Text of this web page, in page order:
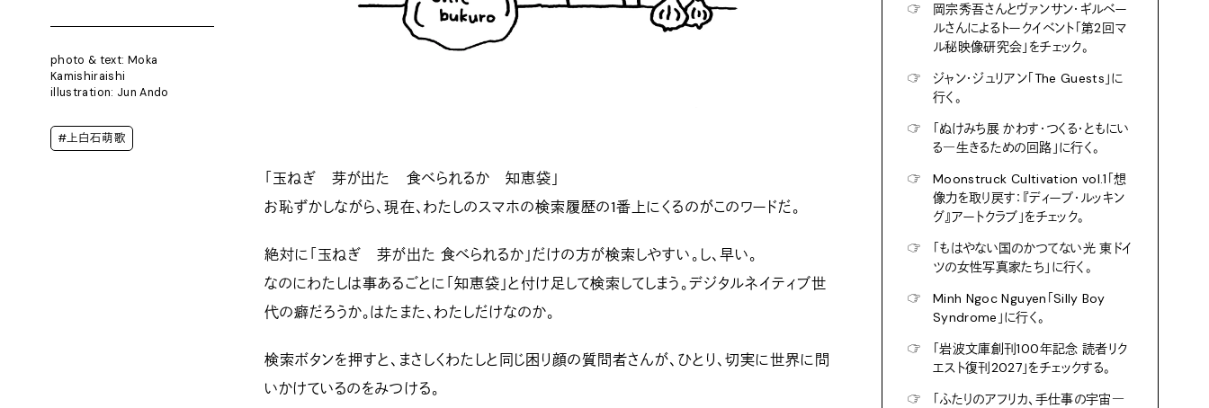
photo & text: Moka
Kamishiraishi
illustration: Jun Ando
#上白石萌歌
「玉ねぎ 芽が出た 食べられるか 知恵袋」
お恥ずかしながら、現在、わたしのスマホの検索履歴の1番上にくるのがこのワードだ。
絶対に「玉ねぎ 芽が出た 食べられるか」だけの方が検索しやすい。し、早い。
なのにわたしは事あるごとに「知恵袋」と付け足して検索してしまう。デジタルネイティブ世
代の癖だろうか。はたまた、わたしだけなのか。
検索ボタンを押すと、まさしくわたしと同じ困り顔の質問者さんが、ひとり、切実に世界に問
いかけているのをみつける。
☞
岡宗秀吾さんとヴァンサン・ギルベー
ルさんによるトークイベント「第2回マ
ル秘映像研究会」をチェック。
☞
ジャン・ジュリアン「The Guests」に
行く。
☞
「ぬけみち展 かわす・つくる・ともにい
る―生きるための回路」に行く。
☞
Moonstruck Cultivation vol.1「想
像力を取り戻す：『ディープ・ルッキン
グ』アートクラブ」をチェック。
☞
「もはやない国のかつてない光 東ドイ
ツの女性写真家たち」に行く。
☞
Minh Ngoc Nguyen「Silly Boy
Syndrome」に行く。
☞
「岩波文庫創刊100年記念 読者リク
エスト復刊2027」をチェックする。
☞
「ふたりのアフリカ、手仕事の宇宙―